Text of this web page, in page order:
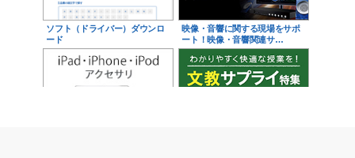
ソフト（ドライバー）ダウンロ
ード
映像・音響に関する現場をサポ
ート！映像・音響関連サ…